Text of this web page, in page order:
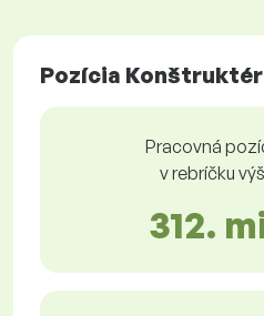
Pozícia
Pracovná
v rebríčku
312.